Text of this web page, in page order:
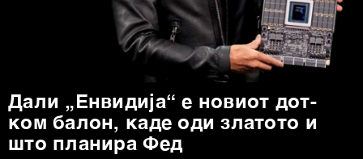
Дали „Енвидија“ е новиот дот-
ком балон, каде оди златото и
што планира Фед